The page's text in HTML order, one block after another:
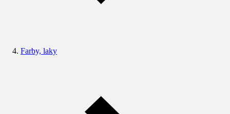
Farby, laky